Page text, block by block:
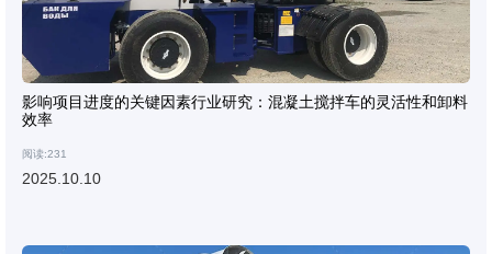
影响项目进度的关键因素行业研究：混凝土搅拌车的灵活性和卸料
效率
阅读:231
2025.10.10